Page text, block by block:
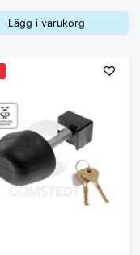
Lägg i varukorg